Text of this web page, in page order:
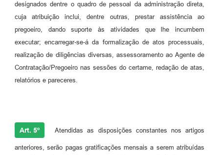
designados dentre o quadro de pessoal da administração direta,
cuja atribuição inclui, dentre outras, prestar assistência ao
pregoeiro, dando suporte às atividades que lhe incumbem
executar; encarregar-se-á da formalização de atos processuais,
realização de diligências diversas, assessoramento ao Agente de
Contratação/Pregoeiro nas sessões do certame, redação de atas,
relatórios e pareceres.
Art. 5º Atendidas as disposições constantes nos artigos
anteriores, serão pagas gratificações mensais a serem atribuídas